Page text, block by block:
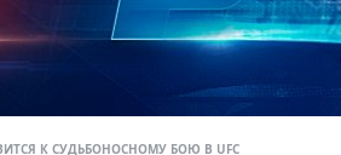
К СУДЬБОНОСНОМУ БОЮ В UFC